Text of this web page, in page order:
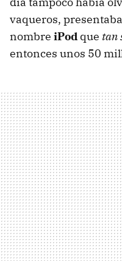
vaqueros,
nombre iPod que tan
entonces unos 50